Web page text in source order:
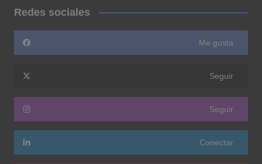
Redes sociales
Me gusta
Seguir
Seguir
Conectar